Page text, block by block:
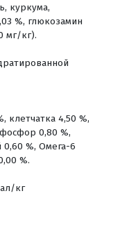
куркума,
%, глюкозамин
мг/кг).
клетчатка 4,50 %,
0,80 %,
0,60 %, Омега-6
%.
кг